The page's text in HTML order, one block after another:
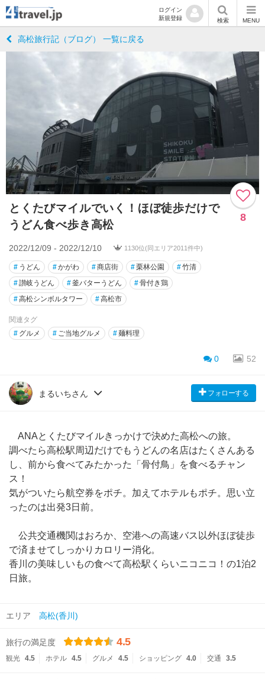
ログイン
新規登録
検索 MENU
高松旅行記（ブログ） 一覧に戻る
とくたびマイルでいく！ほぼ徒歩だけで
うどん食べ歩き高松
8
2022/12/09 - 2022/12/10 1130位(同エリア2011件中)
# うどん #かがわ #商店街 #栗林公園 #竹清
#讃岐うどん #釜バターうどん #骨付き鶏
#高松シンボルタワー #高松市
関連タグ
# グルメ # ご当地グルメ #麺料理
0 52
まるいちさん フォローする
ANAとくたびマイルきっかけで決めた高松への旅。
調べたら高松駅周辺だけでもうどんの名店はたくさんある
し、前から食べてみたかった「骨付鳥」を食べるチャン
ス！
気がついたら航空券をポチ。加えてホテルもポチ。思い立
ったのは出発3日前。
公共交通機関はおろか、空港への高速バス以外ほぼ徒歩
で済ませてしっかりカロリー消化。
香川の美味しいもの食べて高松駅くらいニコニコ！の1泊2
日旅。
エリア 高松(香川)
旅行の満足度 4.5
観光 4.5 ホテル 4.5 グルメ 4.5 ショッピング 4.0 交通 3.5